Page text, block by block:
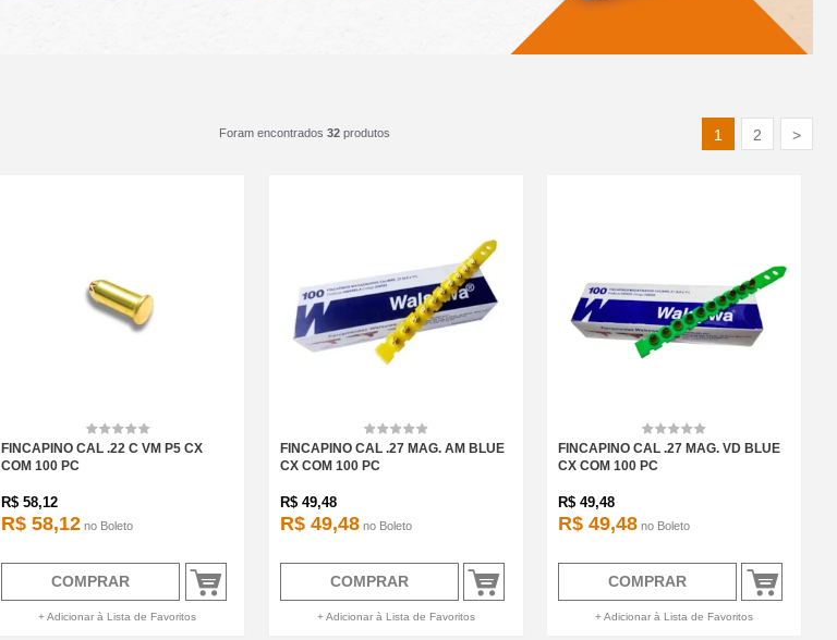
Foram encontrados32 produtos 1 2 >
FINCAPINO CAL .22 C VM P5 CX
COM 100 PC
R$ 58,12
R$ 58,12 no Boleto
COMPRAR
+ Adicionar à Lista de Favoritos
FINCAPINO CAL .27 MAG. AM BLUE
CX COM 100 PC
R$ 49,48
R$ 49,48 no Boleto
COMPRAR
+ Adicionar à Lista de Favoritos
FINCAPINO CAL .27 MAG. VD BLUE
CX COM 100 PC
R$ 49,48
R$ 49,48 no Boleto
COMPRAR
+ Adicionar à Lista de Favoritos